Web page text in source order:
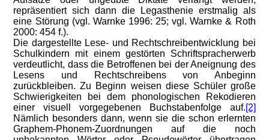
repräsentiert sich dann die Legasthenie erstmalig als
eine Störung (vgl. Warnke 1996: 25; vgl. Warnke & Roth
2000: 454 f.).
Die dargestellte Lese- und Rechtschreibentwicklung bei
Schulkindern mit einem gestörten Schriftspracherwerb
verdeutlicht, dass die Betroffenen bei der Aneignung des
Lesens und Rechtschreibens von Anbeginn
zurückbleiben. Zu Beginn weisen diese Schüler große
Schwierigkeiten bei dem phonologischen Rekodieren
einer visuell vorgegebenen Buchstabenfolge auf.[2]
Nämlich besonders dann, wenn sie die schon erlernten
Graphem-Phonem-Zuordnungen auf die noch